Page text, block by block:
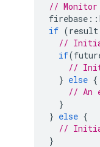
//
firebase ::
if (result
//
if(
//
} else {
// An
}
} else {
//
}